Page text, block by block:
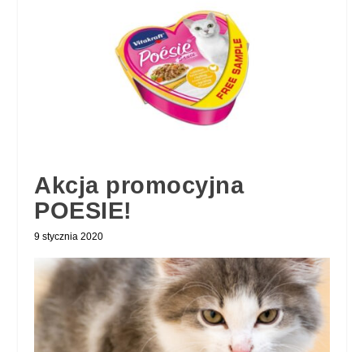
Akcja promocyjna
POESIE!
9 stycznia 2020